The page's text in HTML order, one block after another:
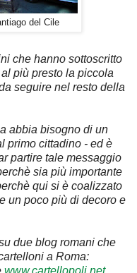
del Cile
che hanno sottoscritto
più presto la piccola
seguire nel resto della
abbia bisogno di un
primo cittadino - ed è
partire tale messaggio
sia più importante
qui si è coalizzato
un poco più di decoro e
due blog romani che
a Roma:
www.cartellopoli.net